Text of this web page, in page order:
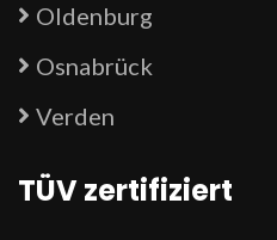
Oldenburg
Osnabrück
Verden
TÜV zertifiziert